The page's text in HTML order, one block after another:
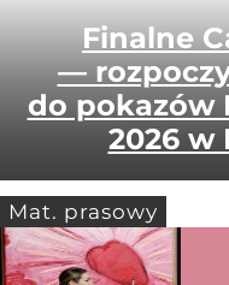
Finalne
—
do pokazów
2026 w
Mat. prasowy